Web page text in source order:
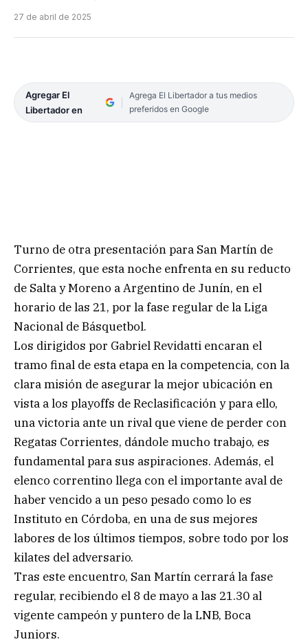
27 de abril de 2025
Agregar El
Libertador en
Agrega El Libertador a tus medios
preferidos en Google
Turno de otra presentación para San Martín de
Corrientes, que esta noche enfrenta en su reducto
de Salta y Moreno a Argentino de Junín, en el
horario de las 21, por la fase regular de la Liga
Nacional de Básquetbol.
Los dirigidos por Gabriel Revidatti encaran el
tramo final de esta etapa en la competencia, con la
clara misión de asegurar la mejor ubicación en
vista a los playoffs de Reclasificación y para ello,
una victoria ante un rival que viene de perder con
Regatas Corrientes, dándole mucho trabajo, es
fundamental para sus aspiraciones. Además, el
elenco correntino llega con el importante aval de
haber vencido a un peso pesado como lo es
Instituto en Córdoba, en una de sus mejores
labores de los últimos tiempos, sobre todo por los
kilates del adversario.
Tras este encuentro, San Martín cerrará la fase
regular, recibiendo el 8 de mayo a las 21.30 al
vigente campeón y puntero de la LNB, Boca
Juniors.